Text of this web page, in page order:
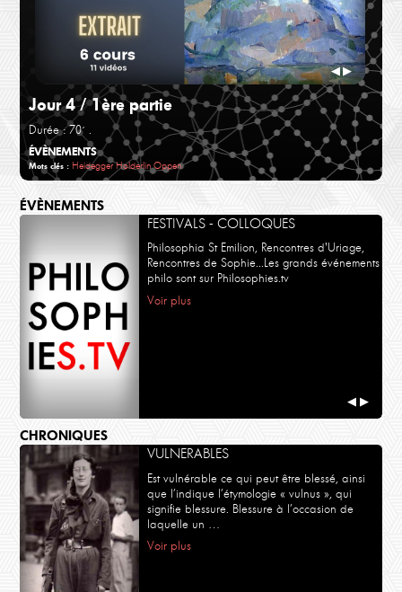
Hadrien France-Lanord
Habiter en poète -Jour 1
Hadrien France-Lanord
Habiter en poète - Bande annnonce
◀▶
Jour 4 / 1ère partie
Durée : 70´
ÉVÈNEMENTS
Mots clés : Heidegger Holderlin Oppen
ÉVÈNEMENTS
FESTIVALS - COLLOQUES
Philosophia St Emilion, Rencontres d'Uriage,
Rencontres de Sophie...Les grands événements
philo sont sur Philosophies.tv
Voir plus
◀ ▶
CHRONIQUES
VULNERABLES
Est vulnérable ce qui peut être blessé, ainsi
que l’indique l’étymologie « vulnus », qui
signifie blessure. Blessure à l’occasion de
laquelle un …
Voir plus